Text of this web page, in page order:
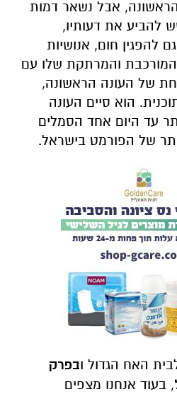
אבל נשאר דמות
להביע את דעותיו,
להפגין חום, אנושיות
והמרתקת שלו עם
של העונה הראשונה,
הוא סיים העונה
עד היום אחד הסמלים
של הפורמט בישראל.
האח הגדול ובפרק
, בעוד אנחנו מצפים